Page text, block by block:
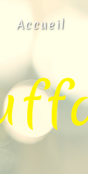
Accueil